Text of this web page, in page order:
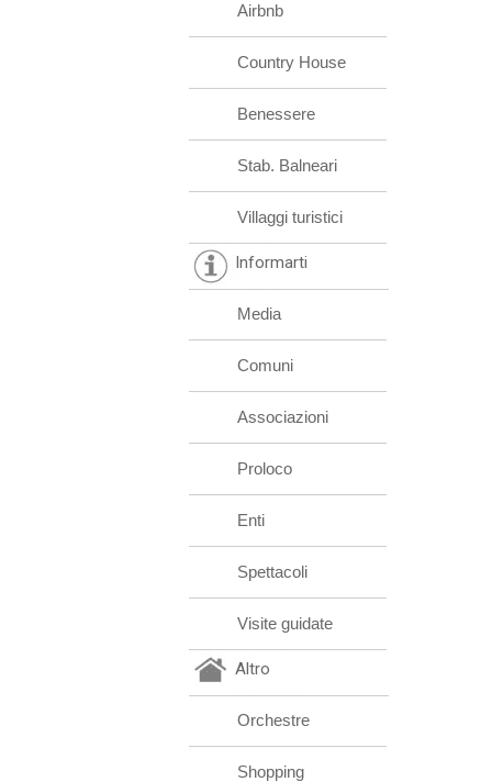
Airbnb
Country House
Benessere
Stab. Balneari
Villaggi turistici
Informarti
Media
Comuni
Associazioni
Proloco
Enti
Spettacoli
Visite guidate
Altro
Orchestre
Shopping